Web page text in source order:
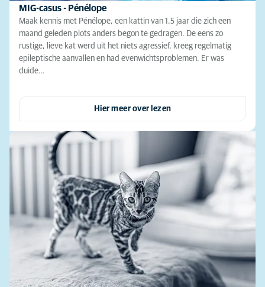
MIG-casus - Pénélope
Maak kennis met Pénélope, een kattin van 1,5 jaar die zich een
maand geleden plots anders begon te gedragen. De eens zo
rustige, lieve kat werd uit het niets agressief, kreeg regelmatig
epileptische aanvallen en had evenwichtsproblemen. Er was
duide…
Hier meer over lezen